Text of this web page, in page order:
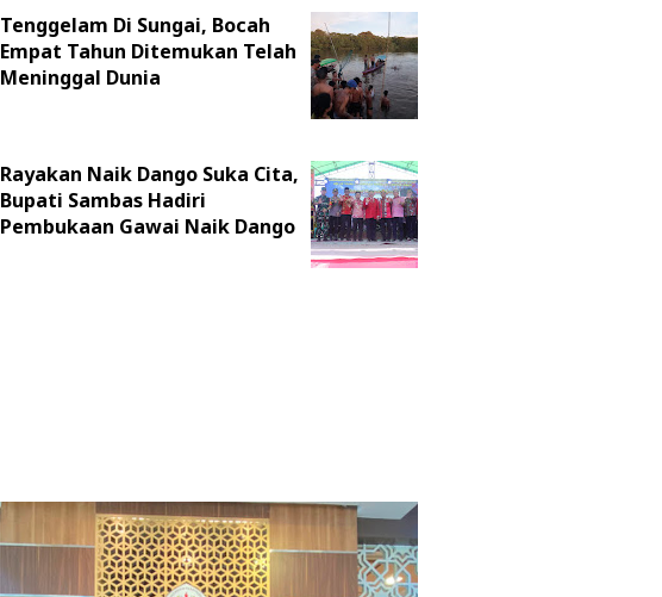
Tenggelam Di Sungai, Bocah
Empat Tahun Ditemukan Telah
Meninggal Dunia
Rayakan Naik Dango Suka Cita,
Bupati Sambas Hadiri
Pembukaan Gawai Naik Dango